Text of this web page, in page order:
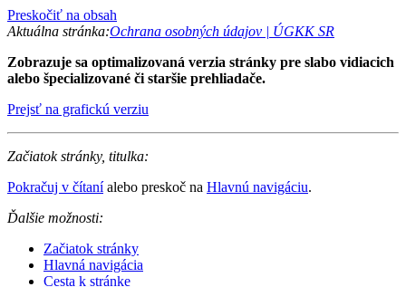
Preskočiť na obsah
Aktuálna stránka:Ochrana osobných údajov | ÚGKK SR
Zobrazuje sa optimalizovaná verzia stránky pre slabo vidiacich
alebo špecializované či staršie prehliadače.
Prejsť na grafickú verziu
Začiatok stránky, titulka:
Pokračuj v čítaníalebo preskoč na Hlavnú navigáciu.
Ďalšie možnosti:
Začiatok stránky
Hlavná navigácia
Cesta k stránke